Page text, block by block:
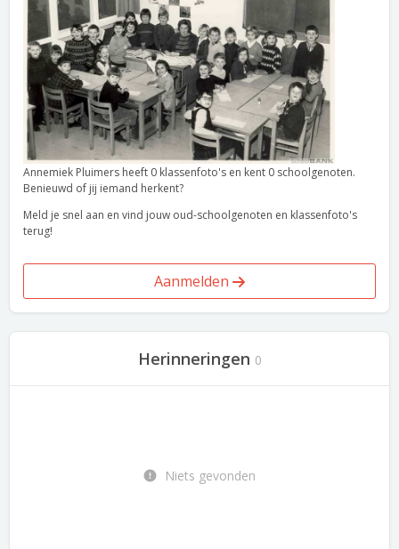
Annemiek Pluimers heeft 0 klassenfoto's en kent 0 schoolgenoten.
Benieuwd of jij iemand herkent?
Meld je snel aan en vind jouw oud-schoolgenoten en klassenfoto's
terug!
Aanmelden
Herinneringen 0
Niets gevonden